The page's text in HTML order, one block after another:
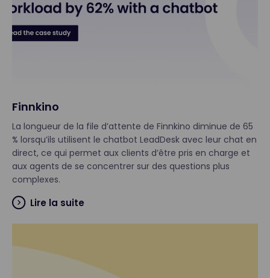
Finnkino
La longueur de la file d’attente de Finnkino diminue de 65
% lorsqu’ils utilisent le chatbot LeadDesk avec leur chat en
direct, ce qui permet aux clients d’être pris en charge et
aux agents de se concentrer sur des questions plus
complexes.
Lire la suite